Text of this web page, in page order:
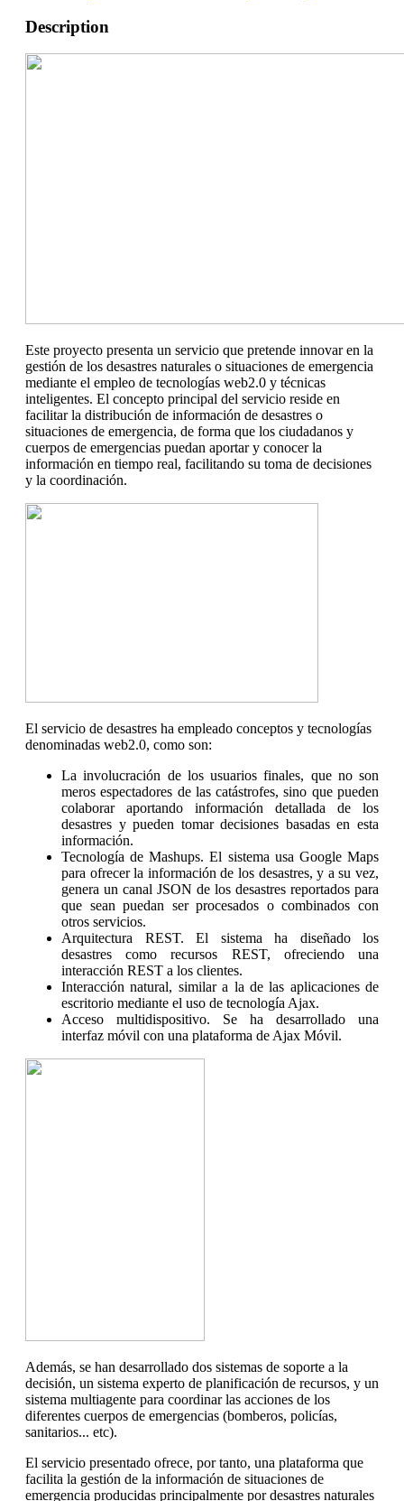
Description
Este proyecto presenta un servicio que pretende innovar en la
gestión de los desastres naturales o situaciones de emergencia
mediante el empleo de tecnologías web2.0 y técnicas
inteligentes. El concepto principal del servicio reside en
facilitar la distribución de información de desastres o
situaciones de emergencia, de forma que los ciudadanos y
cuerpos de emergencias puedan aportar y conocer la
información en tiempo real, facilitando su toma de decisiones
y la coordinación.
El servicio de desastres ha empleado conceptos y tecnologías
denominadas web2.0, como son:
La involucración de los usuarios finales, que no son
meros espectadores de las catástrofes, sino que pueden
colaborar aportando información detallada de los
desastres y pueden tomar decisiones basadas en esta
información.
Tecnología de Mashups. El sistema usa Google Maps
para ofrecer la información de los desastres, y a su vez,
genera un canal JSON de los desastres reportados para
que sean puedan ser procesados o combinados con
otros servicios.
Arquitectura REST. El sistema ha diseñado los
desastres como recursos REST, ofreciendo una
interacción REST a los clientes.
Interacción natural, similar a la de las aplicaciones de
escritorio mediante el uso de tecnología Ajax.
Acceso multidispositivo. Se ha desarrollado una
interfaz móvil con una plataforma de Ajax Móvil.
Además, se han desarrollado dos sistemas de soporte a la
decisión, un sistema experto de planificación de recursos, y un
sistema multiagente para coordinar las acciones de los
diferentes cuerpos de emergencias (bomberos, policías,
sanitarios... etc).
El servicio presentado ofrece, por tanto, una plataforma que
facilita la gestión de la información de situaciones de
emergencia producidas principalmente por desastres naturales